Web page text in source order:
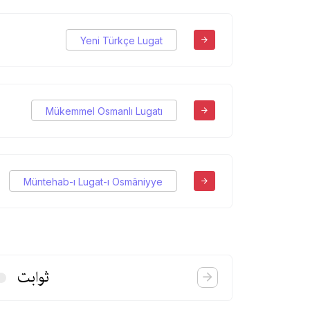
Yeni Türkçe Lugat
Mükemmel Osmanlı Lugatı
Müntehab-ı Lugat-ı Osmâniyye
ثوابت